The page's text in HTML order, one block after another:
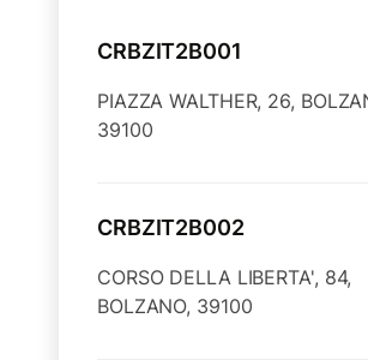
CRBZIT2B001
PIAZZA WALTHER, 26,
39100
CRBZIT2B002
CORSO DELLA LIBERTA', 84,
BOLZANO, 39100